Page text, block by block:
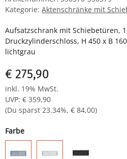
Kategorie: Aktenschränke mit
Aufsatzschrank mit Schiebetüren,
Druckzylinderschloss, H 450 x B
lichtgrau
€ 275,90
inkl. 19% MwSt.
UVP: € 359,90
(Du sparst 23.34%, € 84,00)
Farbe